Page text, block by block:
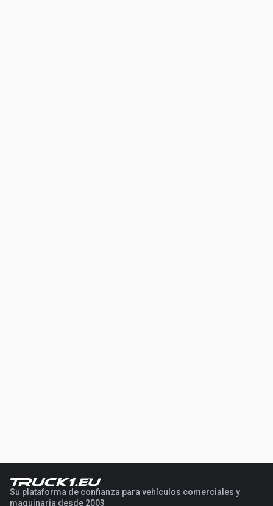
Su plataforma de confianza para vehículos comerciales y
maquinaria desde 2003